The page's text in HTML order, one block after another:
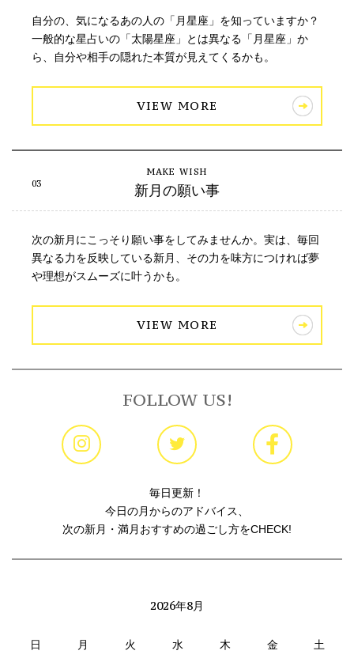
自分の、気になるあの人の「月星座」を知っていますか？
一般的な星占いの「太陽星座」とは異なる「月星座」か
ら、自分や相手の隠れた本質が見えてくるかも。
VIEW MORE
新月の願い事
次の新月にこっそり願い事をしてみませんか。実は、毎回
異なる力を反映している新月、その力を味方につければ夢
や理想がスムーズに叶うかも。
VIEW MORE
FOLLOW US!
毎日更新！
今日の月からのアドバイス、
次の新月・満月おすすめの過ごし方をCHECK!
2026年8月
日 月 火 水 木 金 土